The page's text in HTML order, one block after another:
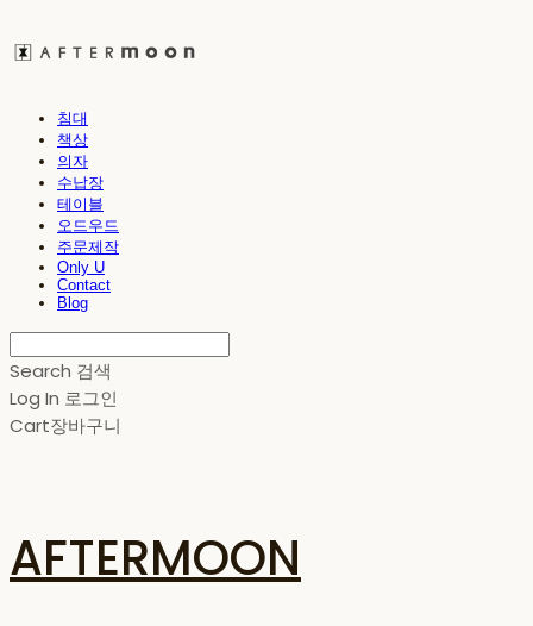
침대
책상
의자
수납장
테이블
오드우드
주문제작
Only U
Contact
Blog
Search 검색
Log In 로그인
Cart장바구니
AFTERMOON